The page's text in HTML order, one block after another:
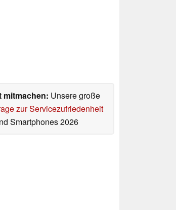
mitmachen: Unsere große
zur Servicezufriedenheit
Smartphones 2026